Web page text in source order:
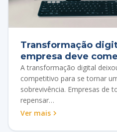
Transformação
empresa deve
A transformação digital
competitivo para se tornar
sobrevivência. Empresas de
repensar…
Ver mais